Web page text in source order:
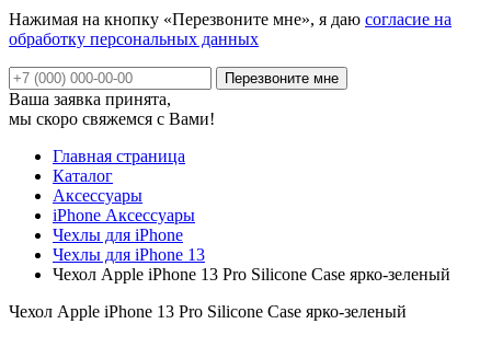
Нажимая на кнопку «Перезвоните мне», я даю согласие на
обработку персональных данных
Ваша заявка принята,
мы скоро свяжемся с Вами!
Главная страница
Каталог
Аксессуары
iPhone Аксессуары
Чехлы для iPhone
Чехлы для iPhone 13
Чехол Apple iPhone 13 Pro Silicone Case ярко-зеленый
Чехол Apple iPhone 13 Pro Silicone Case ярко-зеленый